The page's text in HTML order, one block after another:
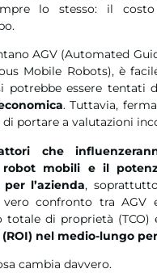
lo stesso: il
AGV (Automated
Mobile Robots), è
potrebbe essere tentati
. Tuttavia,
portare a valutazioni
che
robot mobili e il
per l’azienda,
confronto tra AGV
totale di proprietà (TCO)
nel medio-lungo
cambia davvero.